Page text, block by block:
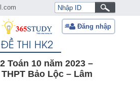
Đăng nhập
ĐỀ THI HK2
Toán 10 năm 2023 –
Bảo Lộc – Lâm